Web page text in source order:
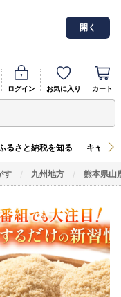
開く
ログイン お気に入り カート
るさと納税を知る キャン
す 九州地方 熊本県山